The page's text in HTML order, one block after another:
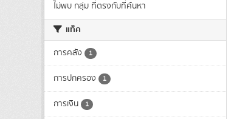
ไม่พบ กลุ่ม ที่ตรงกับที่ค้นหา
แท็ค
การคลัง 1
การปกครอง 1
การเงิน 1